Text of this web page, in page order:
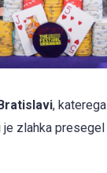
,
zlahka